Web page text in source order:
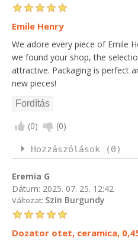
Emile Henry
We adore every piece of Emile
we found your shop, the
attractive. Packaging is perfect
new pieces!
(0) (0)
Hozzászólások (0)
Eremia G
Dátum: 2025. 07. 25. 12:42
Változat: Szín Burgundy
Dozator otet, ceramica,